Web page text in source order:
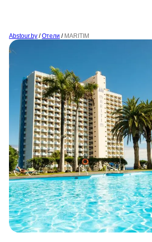
Abstour.by / Отели / MARITIM